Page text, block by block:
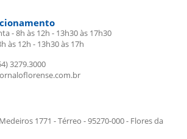
- 8h às 12h - 13h30 às 17h30
às 12h - 13h30 às 17h
3279.3000
1771 - Térreo - 95270-000 - Flores da